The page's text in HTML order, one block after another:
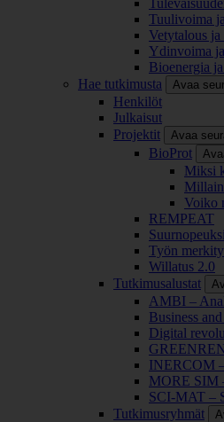
Tuulivoima
Vetytalous
Ydinvoima
Bioenergia
Hae tutkimusta
Avaa
Henkilöt
Julkaisut
Projektit
Avaa
BioProt
Miksi
Voiko
REMPEAT
Työn
Willatus 2.0
Tutkimusalustat
AMBI –
Business
Digital
INERCOM –
MORE SIM
SCI-MAT –
Tutkimusryhmät